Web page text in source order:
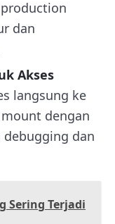
dan
Akses
langsung ke
dengan
dan
Sering Terjadi